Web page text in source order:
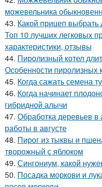
можевельника
43. Какой прицеп выбрать
Топ 10 лучших легковых
характеристики, отзывы
44. Пиролизный котел
Особенности пиролизных
45. Когда сажать семена
46. Когда начинает
гибридной алычи
47. Обработка деревьев в
работы в августе
48. Пирог из тыквы и
творожный с яблоком
49. Сингониум, какой
50. Посадка моркови и